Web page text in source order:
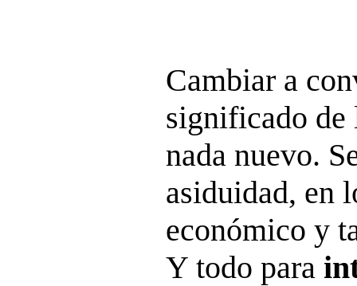
Cambiar a
significado de
nada nuevo.
asiduidad, en
económico y
Y todo para